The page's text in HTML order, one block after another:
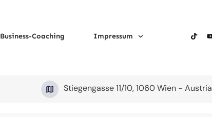
Business-Coaching Impressum
Stiegengasse 11/10, 1060 Wien - Austria